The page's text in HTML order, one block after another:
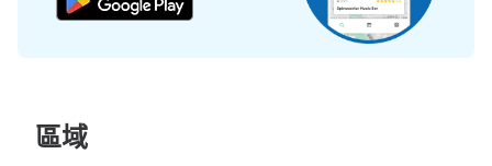
ー②
从JR ゆめ咲線桜島駅站步行5分钟。
區域